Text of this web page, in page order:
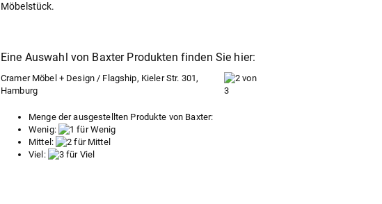
Möbelstück.
Eine Auswahl von Baxter Produkten finden Sie hier:
Cramer Möbel + Design / Flagship, Kieler Str. 301,
Hamburg
Menge der ausgestellten Produkte von Baxter:
Wenig:
Mittel:
Viel: